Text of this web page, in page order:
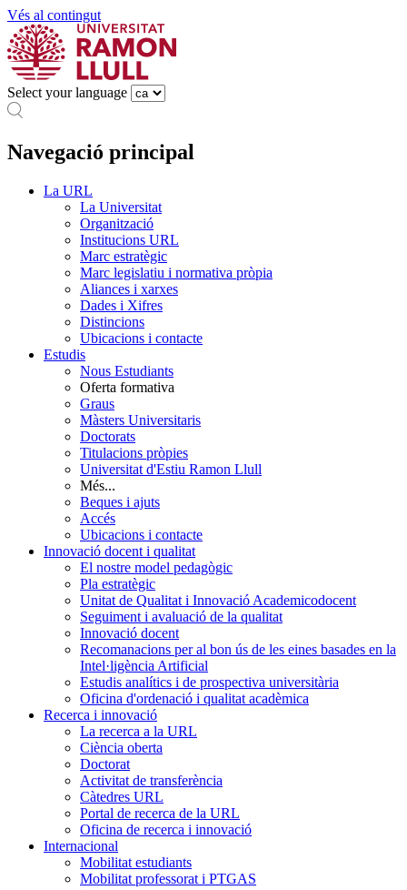
Vés al contingut
Select your language
Navegació principal
La URL
La Universitat
Organització
Institucions URL
Marc estratègic
Marc legislatiu i normativa pròpia
Aliances i xarxes
Dades i Xifres
Distincions
Ubicacions i contacte
Estudis
Nous Estudiants
Oferta formativa
Graus
Màsters Universitaris
Doctorats
Titulacions pròpies
Universitat d'Estiu Ramon Llull
Més...
Beques i ajuts
Accés
Ubicacions i contacte
Innovació docent i qualitat
El nostre model pedagògic
Pla estratègic
Unitat de Qualitat i Innovació Academicodocent
Seguiment i avaluació de la qualitat
Innovació docent
Recomanacions per al bon ús de les eines basades en la
Intel·ligència Artificial
Estudis analítics i de prospectiva universitària
Oficina d'ordenació i qualitat acadèmica
Recerca i innovació
La recerca a la URL
Ciència oberta
Doctorat
Activitat de transferència
Càtedres URL
Portal de recerca de la URL
Oficina de recerca i innovació
Internacional
Mobilitat estudiants
Mobilitat professorat i PTGAS